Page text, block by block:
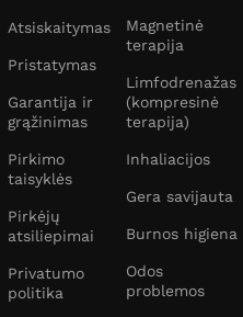
Atsiskaitymas
Pristatymas
Garantija ir
grąžinimas
Pirkimo
taisyklės
Pirkėjų
atsiliepimai
Privatumo
politika
Magnetinė
terapija
Limfodrenažas
(kompresinė
terapija)
Inhaliacijos
Gera savijauta
Burnos higiena
Odos
problemos